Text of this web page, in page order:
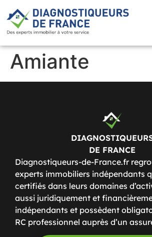
Amiante
DE FRANCE
Diagnostiqueurs-de-France.fr
experts immobiliers indépendants
certifiés dans leurs domaines
aussi juridiquement et
indépendants et possèdent
RC professionnel auprès d’un